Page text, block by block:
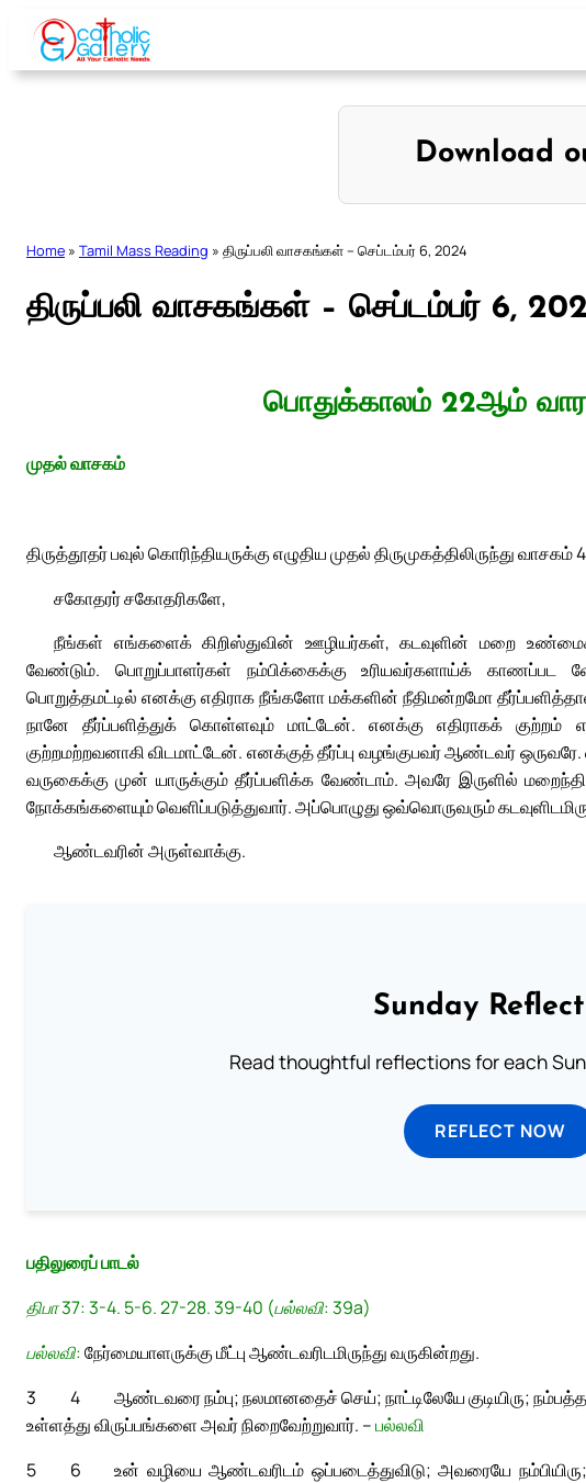
Skip
content
Download
Home » Tamil Mass Reading » திருப்பலி வாசகங்கள் – செப்டம்பர் 6, 2024
திருப்பலி வாசகங்கள் – செப்டம்பர் 6,
பொதுக்காலம் 22ஆம்
முதல் வாசகம்
திருத்தூதர் பவுல் கொரிந்தியருக்கு எழுதிய முதல் திருமுகத்திலிருந்து வாசகம்
சகோதரர் சகோதரிகளே,
நீங்கள் எங்களைக் கிறிஸ்துவின் ஊழியர்கள், கடவுளின் மறை
வேண்டும். பொறுப்பாளர்கள் நம்பிக்கைக்கு உரியவர்களாய்க்
பொறுத்தமட்டில் எனக்கு எதிராக நீங்களோ மக்களின் நீதிமன்றமோ
நானே தீர்ப்பளித்துக் கொள்ளவும் மாட்டேன். எனக்கு எதிராகக் குற்றம்
குற்றமற்றவனாகி விடமாட்டேன். எனக்குத் தீர்ப்பு வழங்குபவர் ஆண்டவர்
வருகைக்கு முன் யாருக்கும் தீர்ப்பளிக்க வேண்டாம். அவரே இருளில்
நோக்கங்களையும் வெளிப்படுத்துவார். அப்பொழுது ஒவ்வொருவரும்
ஆண்டவரின் அருள்வாக்கு.
Sunday
Read thoughtful reflections for each
REFLECT NOW
பதிலுரைப் பாடல்
திபா 37: 3-4. 5-6. 27-28. 39-40 (பல்லவி: 39a)
பல்லவி:நேர்மையாளருக்கு மீட்பு ஆண்டவரிடமிருந்து வருகின்றது.
3
ஆண்டவரை நம்பு; நலமானதைச் செய்; நாட்டிலேயே குடியிரு;
4
உள்ளத்து விருப்பங்களை அவர் நிறைவேற்றுவார். –பல்லவி
5
உன் வழியை ஆண்டவரிடம் ஒப்படைத்துவிடு; அவரையே
6